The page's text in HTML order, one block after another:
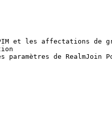
et les affectations de
de RealmJoin